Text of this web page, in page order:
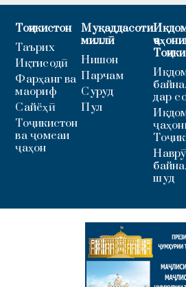
Тоҷикистон
Таърих
Иқтисодӣ
Фарҳанг ва
маориф
Сайёҳӣ
Тоҷикистон
ва ҷомеаи
ҷаҳон
Муқаддасоти
миллӣ
Нишон
Парчам
Суруд
Пул
дар
шуд